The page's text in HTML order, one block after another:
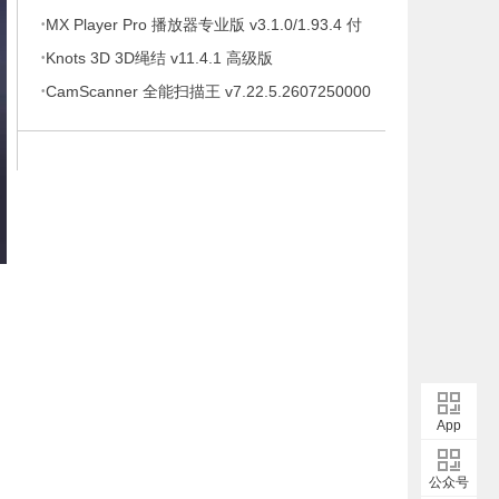
待办事项、时间管理软件，解锁专业版
·MX Player Pro 播放器专业版 v3.1.0/1.93.4 付
费专业版
·Knots 3D 3D绳结 v11.4.1 高级版
·CamScanner 全能扫描王 v7.22.5.2607250000
App
公众号